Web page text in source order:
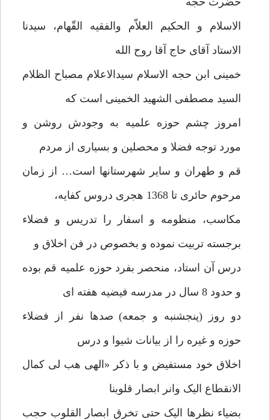
الاسلام و الحکیم العلاّم والفقیه القّهام، سیدنا
الاستاد آقای حاج آقا روح الله
خمینی ابن حجه الاسلام سیدالاعلام مصباح الظلام
السید مصطفی الشهید الخمینی است که
امروز چشم حوزه علمیه به وجودش روشن و
مورد توجه فضلا و محصلین و بسیاری از مردم
قم و طهران و سایر شهرستانها است… از زمان
مرحوم حائری تا 1368 هجری دروس کفایه،
مکاسب، منظومه و اسفار را تدریس و فضلاء
برجسته تربیت نموده و بخصوص در فن اخلاق و
درس آن استاد، منحصر بفرد حوزه علمیه قم بوده
و حدود 8 سال در مدرسه فیضیه هفته ای
دو روز (پنجشنبه و جمعه) صدها نفر از فضلاء
حوزه و غیره را از بیانات شیوا و درس
اخلاق خود مستفیض و با ذکر «الهی هب لی کمال
الانقطاع الیک وانر ابصار قلوبنا
بضیاء نظرها الیک حتی تخرق ابصار القلوب حجب